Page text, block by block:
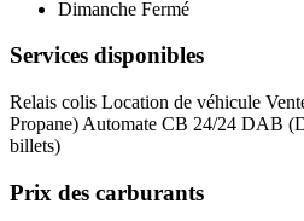
Dimanche Fermé
Services disponibles
Relais colis Location de véhicule
Propane) Automate CB 24/24 DAB
billets)
Prix des carburants